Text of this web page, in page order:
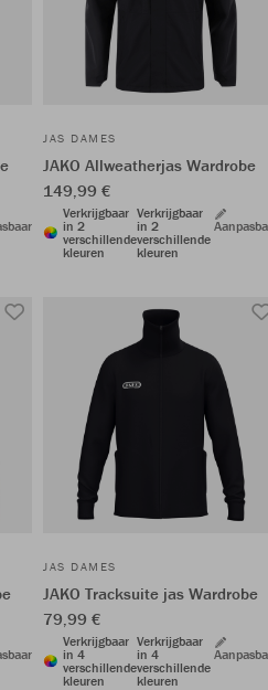
JAS DAMES
JAKO Allweatherjas Wardrobe
149,99 €
Verkrijgbaar
in 2
verschillende
kleuren
Verkrijgbaar
in 2
verschillende
kleuren
JAS DAMES
JAKO Tracksuite jas Wardrobe
79,99 €
Verkrijgbaar
in 4
verschillende
kleuren
Verkrijgbaar
in 4
verschillende
kleuren